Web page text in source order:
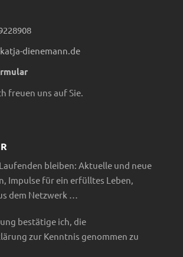
dienemann.de
freuen uns auf Sie.
bleiben: Aktuelle und neue
Impulse für ein erfülltes Leben,
dem Netzwerk …
bestätige ich, die
zur Kenntnis genommen zu